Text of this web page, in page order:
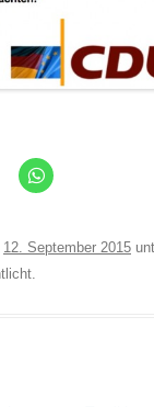
12. September 2015